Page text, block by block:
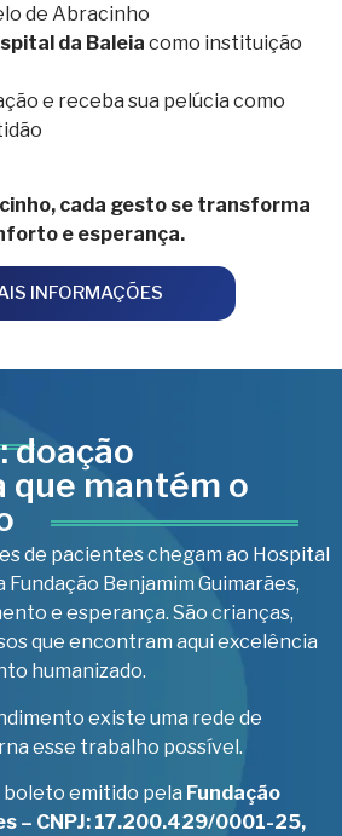
de Abracinho
da Baleia como instituição
e receba sua pelúcia como
cada gesto se transforma
e esperança.
INFORMAÇÕES
doação
que mantém o
de pacientes chegam ao Hospital
Fundação Benjamim Guimarães,
e esperança. São crianças,
que encontram aqui excelência
humanizado.
existe uma rede de
esse trabalho possível.
boleto emitido pela Fundação
– CNPJ: 17.200.429/0001-25,